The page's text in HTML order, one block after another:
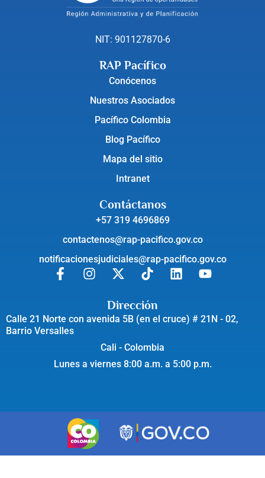
NIT: 901127870-6
RAP Pacífico
Conócenos
Nuestros Asociados
Pacífico Colombia
Blog Pacífico
Mapa del sitio
Intranet
Contáctanos
+57 319 4696869
contactenos@rap-pacifico.gov.co
notificacionesjudiciales@rap-pacifico.gov.co
Dirección
Calle 21 Norte con avenida 5B (en el cruce) # 21N - 02,
Barrio Versalles
Cali - Colombia
Lunes a viernes 8:00 a.m. a 5:00 p.m.